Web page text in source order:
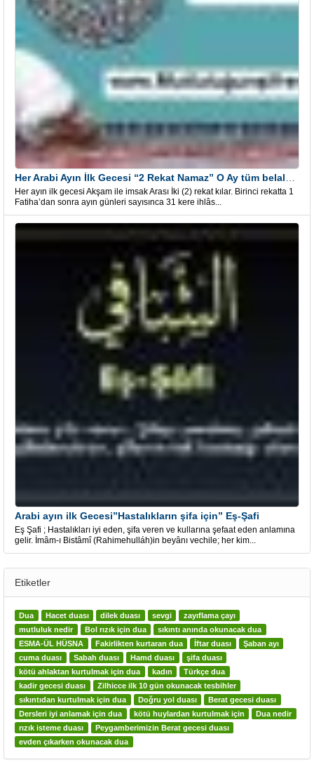
Her ayın ilk gecesi Akşam ile imsak Arası İki (2) rekat kılar. Birinci rekatta 1
Fatiha’dan sonra ayın günleri sayısınca 31 kere ihlâs...
Arabi ayın ilk Gecesi”Hastalıkların şifa için” Eş-Şafi
Eş Şafi ; Hastalıkları iyi eden, şifa veren ve kullarına şefaat eden anlamına
gelir. İmâm-ı Bistâmî (Rahimehulláh)in beyânı vechile; her kim...
Etiketler
Dua Hacet duası dilek duası sevgi
zayıflama çayı
mutluluk nedir
Bol rızık için dua
sıkıntı anında okunacak dua
ESMA-ÜL HÜSNA
Fakirlikten kurtaran dua İftar duası
Şaban ayı
cuma duası
Sabah duası Hamd duası
şifa duası
kötü ahlaktan kurtulmak için dua
kadın
Türkçe dua
kadir gecesi duası
Zilhicce ilk 10 gün okunacak tesbihler
sıkıntıdan kurtulmak için dua
Doğru yol duası
Berat gecesi duası
Dersleri iyi anlamak için dua
kötü huylardan kurtulmak için
Dua nedir
rızık isteme duası
Peygamberimizin Berat gecesi duası
evden çıkarken okunacak dua